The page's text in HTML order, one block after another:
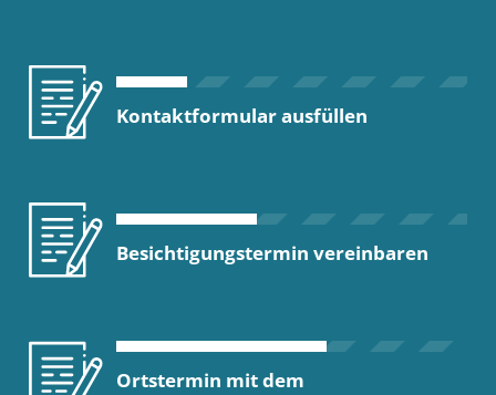
Kontaktformular ausfüllen
Besichtigungstermin vereinbaren
Ortstermin mit dem